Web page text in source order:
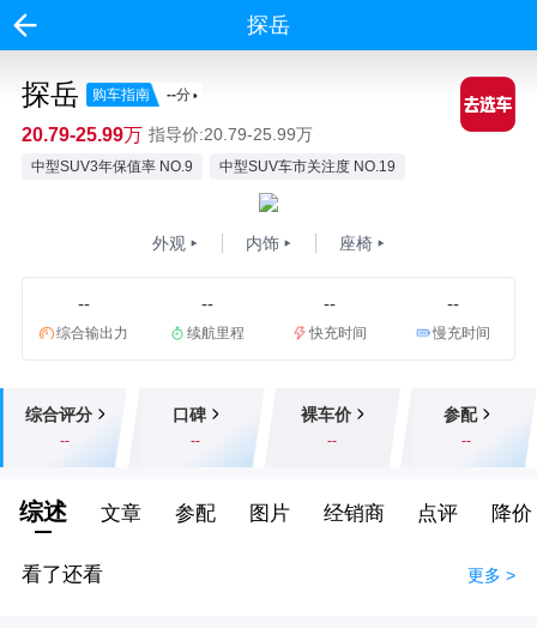
探岳
探岳 购车指南 --分
20.79-25.99万 指导价:20.79-25.99万
中型SUV3年保值率 NO.9 中型SUV车市关注度 NO.19
外观 内饰 座椅
--
综合输出力
--
续航里程
--
快充时间
--
慢充时间
综合评分
--
口碑
--
裸车价
--
参配
--
综述 文章 参配 图片 经销商 点评 降价
看了还看 更多 >